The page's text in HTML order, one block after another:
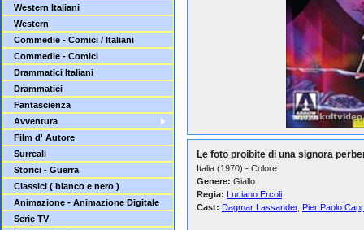
Western Italiani
Western
Commedie - Comici / Italiani
Commedie - Comici
Drammatici Italiani
Drammatici
Fantascienza
Avventura
Film d' Autore
Surreali
Storici - Guerra
Classici ( bianco e nero )
Animazione - Animazione Digitale
Serie TV
Le foto proibite di una signora
Italia (1970) - Colore
Genere: Giallo
Regia: Luciano Ercoli
Cast: Dagmar Lassander, Pier Paolo